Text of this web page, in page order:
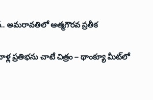
అమరావతిలో ఆత్మగౌరవ ప్రతీక
ప్రతిభను చాటే చిత్రం – థాంక్యూ మీట్‌లో